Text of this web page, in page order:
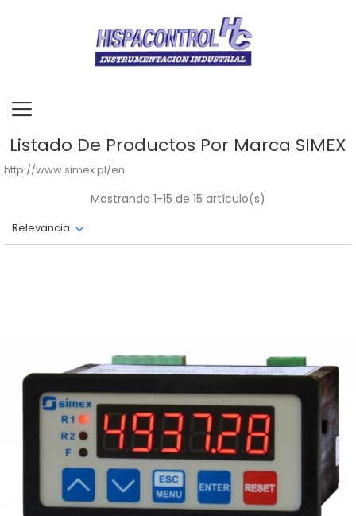
Listado De Productos Por Marca SIMEX
http://www.simex.pl/en
Relevancia
Mostrando 1-15 de 15 artículo(s)